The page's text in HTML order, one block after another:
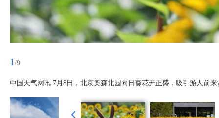
1 /9
中国天气网讯 7月8日，北京奥森北园向日葵花开正盛，吸引游人前